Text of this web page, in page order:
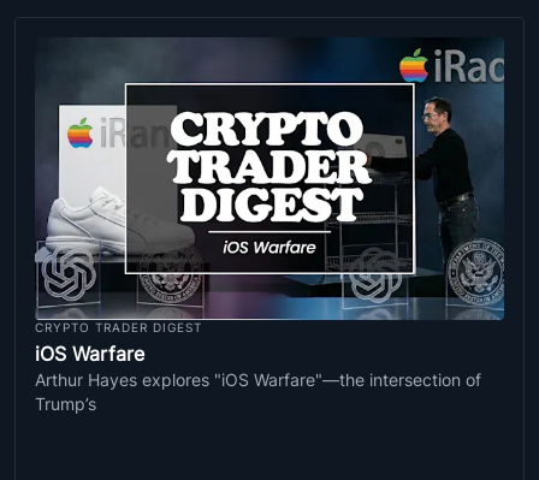
CRYPTO TRADER DIGEST
iOS Warfare
Arthur Hayes explores "iOS Warfare"—the intersection of
Trump’s